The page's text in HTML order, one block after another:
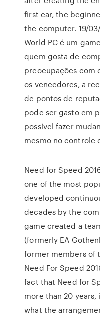
first car, the
the computer. 19/
World PC é um
quem gosta de
preocupações com
os vencedores, a
de pontos de
pode ser gasto em
possível fazer
mesmo no controle
Need for Speed
one of the most
developed
decades by the
game created a
(formerly EA
former members of
Need For Speed
fact that Need for
more than 20
what the